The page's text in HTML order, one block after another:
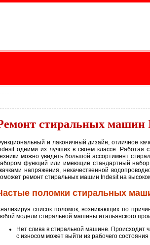
стиральных машин
и лаконичный дизайн, отличное
одними из лучших в своем классе. Работая
можно увидеть большой ассортимент
функций или имеющие стандартный
напряжения, некачественной
ремонт стиральных машин Indesit на
поломки стиральных
список поломок, возникающих по
модели стиральной машины итальянского
Нет слива в стиральной машине. Происходит
с износом может выйти из рабочего состояния